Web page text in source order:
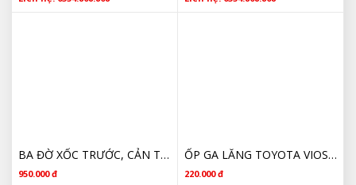
BA ĐỜ XỐC TRƯỚC, CẢN TRƯỚC TOYOTA VIOS 2002 2003 2004 2005 2006 2007
950.000 đ
ỐP GA LĂNG TOYOTA VIOS 527130D070 CHÍNH HÃNG
220.000 đ